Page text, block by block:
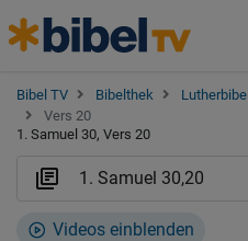
Bibel TV Bibelthek Lutherbibel
Vers 20
1. Samuel 30, Vers 20
Videos einblenden